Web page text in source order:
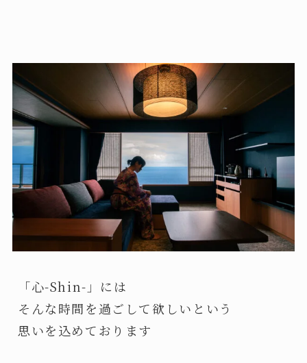
「心-Shin-」には
そんな時間を過ごして欲しいという
思いを込めております